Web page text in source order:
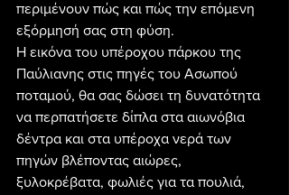
περιμένουν πώς και πώς την επόμενη
εξόρμησή σας στη φύση.
Η εικόνα του υπέροχου πάρκου της
Παύλιανης στις πηγές του Ασωπού
ποταμού, θα σας δώσει τη δυνατότητα
να περπατήσετε δίπλα στα αιωνόβια
δέντρα και στα υπέροχα νερά των
πηγών βλέποντας αιώρες,
ξυλοκρέβατα, φωλιές για τα πουλιά,